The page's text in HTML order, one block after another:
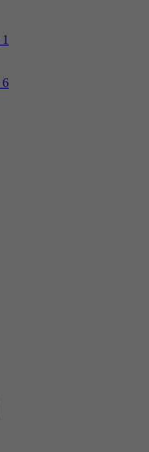
1
6